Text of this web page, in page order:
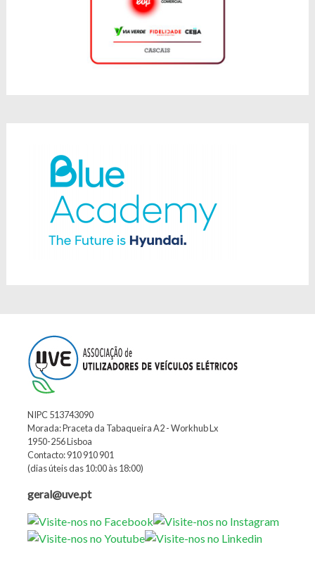
NIPC 513743090
Morada: Praceta da Tabaqueira A2 - Workhub Lx
1950-256 Lisboa
Contacto: 910 910 901
(dias úteis das 10:00 às 18:00)
geral@uve.pt